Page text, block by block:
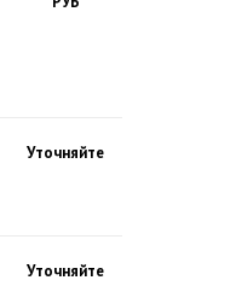
Уточняйте
Уточняйте